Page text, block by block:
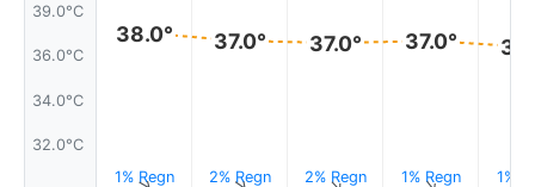
39.0°C
36.0°C
34.0°C
32.0°C
38.0°
1% Regn
37.0°
2% Regn
37.0°
2% Regn
37.0°
1% Regn 1%